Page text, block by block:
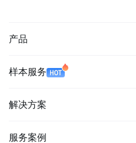
产品
样本服务
解决方案
服务案例